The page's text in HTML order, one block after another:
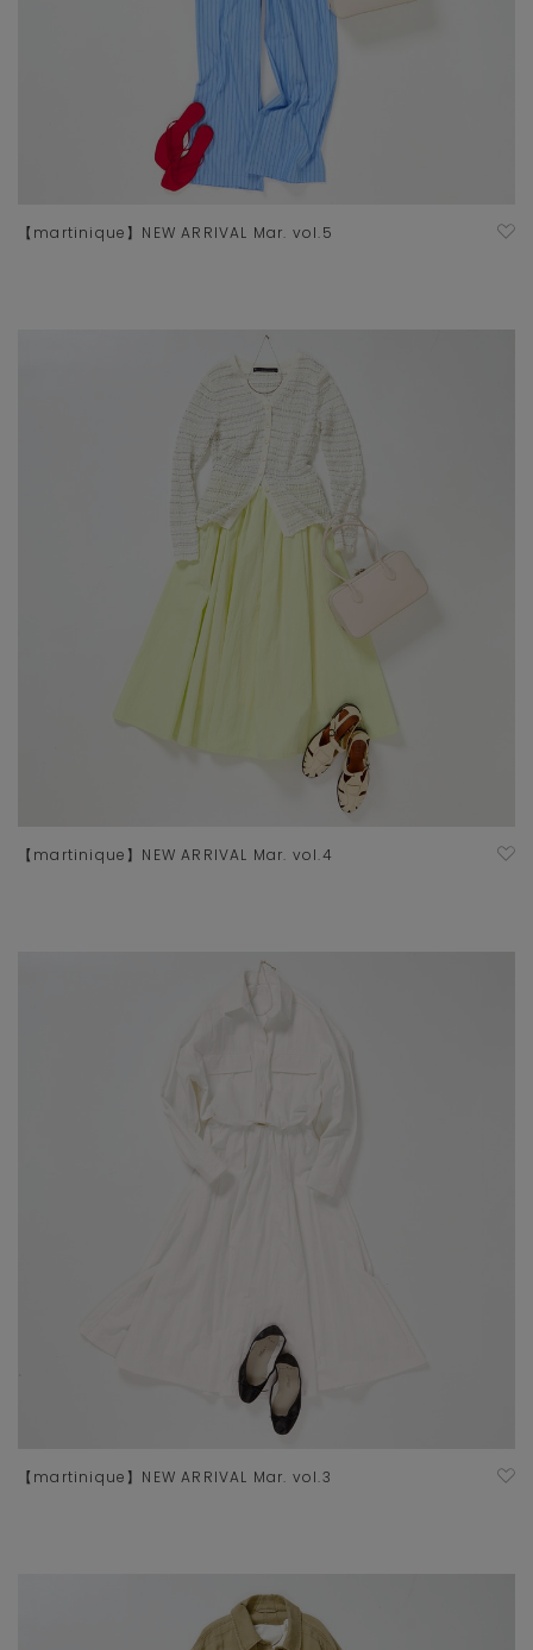
【martinique】NEW ARRIVAL Mar. vol.5
【martinique】NEW ARRIVAL Mar. vol.4
【martinique】NEW ARRIVAL Mar. vol.3